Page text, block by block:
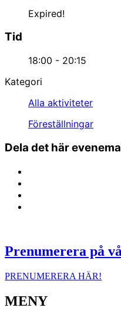
Expired!
Tid
18:00 - 20:15
Kategori
Alla aktiviteter
Föreställningar
Dela det här
Prenumerera på
PRENUMERERA HÄR!
MENY